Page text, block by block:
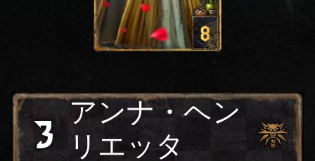
8
3
アンナ・ヘン
リエッタ